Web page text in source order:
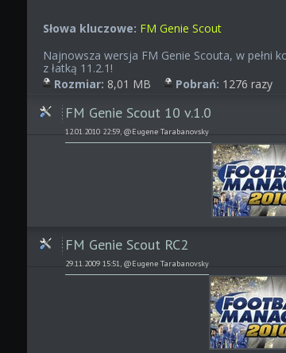
Słowa kluczowe: FM Genie Scout
Najnowsza wersja FM Genie Scouta, w pełni
z łatką 11.2.1!
Rozmiar: 8,01 MB Pobrań: 1276 razy
FM Genie Scout 10 v.1.0
12.01.2010 22:59, @Eugene Tarabanovsky
FM Genie Scout RC2
29.11.2009 15:51, @Eugene Tarabanovsky